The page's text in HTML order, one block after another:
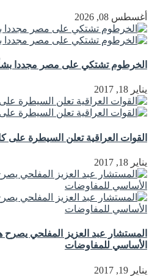
أغسطس 08, 2026
الخرطوم تشتكي على مصر مجددا
يناير 18, 2017
القوات العراقية تعلن السيطرة
يناير 18, 2017
المستشار عبد العزيز المفلحي يصرح
الأساسي للمفاوضات
يناير 19, 2017